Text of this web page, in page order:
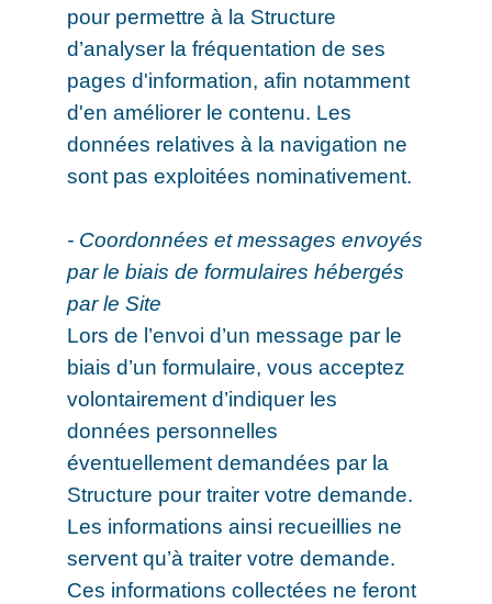
pour permettre à la Structure
d’analyser la fréquentation de ses
pages d'information, afin notamment
d'en améliorer le contenu. Les
données relatives à la navigation ne
sont pas exploitées nominativement.
- Coordonnées et messages envoyés
par le biais de formulaires hébergés
par le Site
Lors de l’envoi d’un message par le
biais d’un formulaire, vous acceptez
volontairement d’indiquer les
données personnelles
éventuellement demandées par la
Structure pour traiter votre demande.
Les informations ainsi recueillies ne
servent qu’à traiter votre demande.
Ces informations collectées ne feront